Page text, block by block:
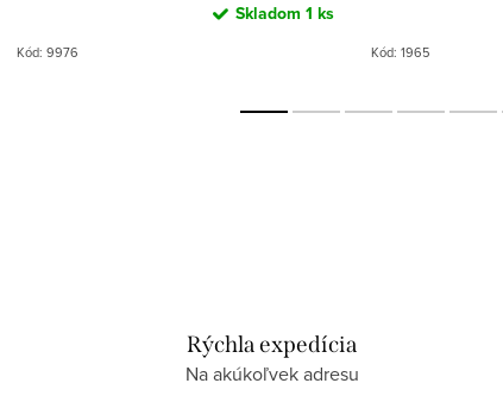
Kód: 9976
Skladom 1 ks
Kód: 1965
Rýchla expedícia
Na akúkoľvek adresu